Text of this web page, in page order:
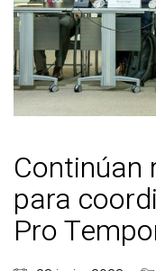
Continúan
para
Pro